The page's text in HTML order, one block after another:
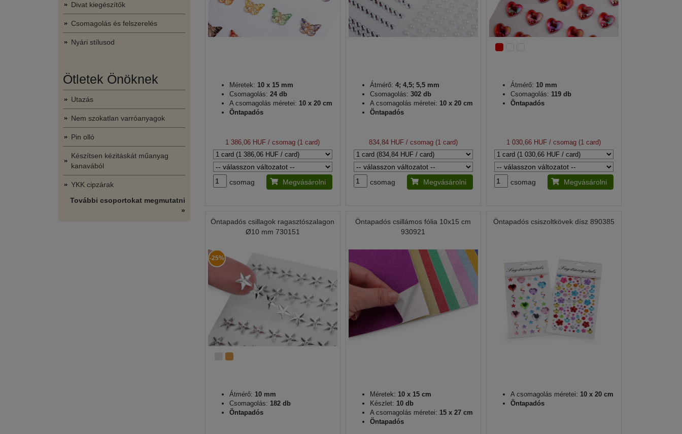
Divat kiegészítők
Csomagolás és felszerelés
Nyári stílusod
Ötletek Önöknek
Utazás
Nem szokatlan varróanyagok
Pin olló
Készítsen kézitáskát műanyag
kanavából
YKK cipzárak
További csoportokat megmutatni
»
Méretek: 10 x 15 mm
Csomagolás: 24 db
A csomagolás méretei: 10 x 20 cm
Öntapadós
1 386,06 HUF / csomag (1 card)
csomag Megvásárolni
Átmérő: 4; 4,5; 5,5 mm
Csomagolás: 302 db
A csomagolás méretei: 10 x 20 cm
Öntapadós
834,84 HUF/ csomag (1 card)
csomag Megvásárolni
Átmérő: 10 mm
Csomagolás: 119 db
Öntapadós
1 030,66 HUF / csomag (1 card)
csomag Megvásárolni
Öntapadós csillagok ragasztószalagon
Ø10 mm 730151
-25%
Átmérő: 10 mm
Csomagolás: 182 db
Öntapadós
Öntapadós csillámos fólia 10x15 cm
930921
Méretek: 10 x 15 cm
Készlet: 10 db
A csomagolás méretei: 15 x 27 cm
Öntapadós
Öntapadós csiszoltkövek dísz 890385
A csomagolás méretei: 10 x 20 cm
Öntapadós